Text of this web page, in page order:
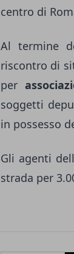
centro di
Al termine
riscontro di
per
soggetti
in possesso
Gli agenti
strada per